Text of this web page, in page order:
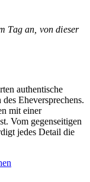
Tag an, von dieser
authentische
Eheversprechens.
mit einer
Vom gegenseitigen
jedes Detail die